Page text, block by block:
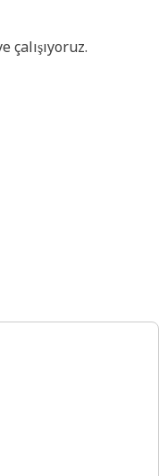
çalışıyoruz.